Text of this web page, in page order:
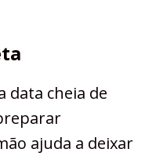
data cheia de
ajuda a deixar